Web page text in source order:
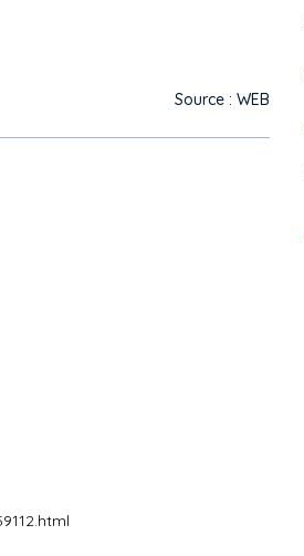
Source : WEB